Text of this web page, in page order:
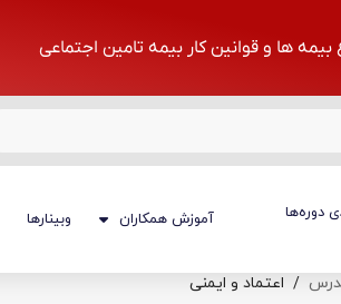
بیمه ها و قوانین کار بیمه تامین اجتماعی
دوره‌ها آموزش همکاران وبینارها
اعتماد و ایمنی